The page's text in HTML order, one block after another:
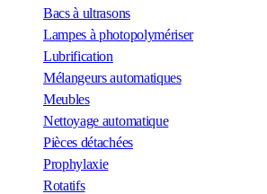
Bacs à ultrasons
Lampes à photopolymériser
Lubrification
Mélangeurs automatiques
Meubles
Nettoyage automatique
Pièces détachées
Prophylaxie
Rotatifs